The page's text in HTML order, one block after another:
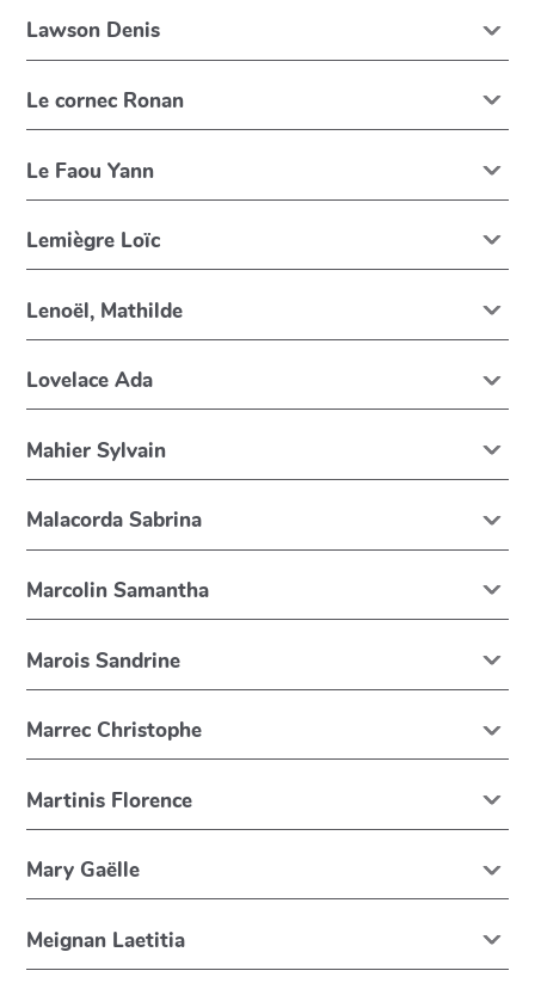
Lawson Denis
Le cornec Ronan
Le Faou Yann
Lemiègre Loïc
Lenoël, Mathilde
Lovelace Ada
Mahier Sylvain
Malacorda Sabrina
Marcolin Samantha
Marois Sandrine
Marrec Christophe
Martinis Florence
Mary Gaëlle
Meignan Laetitia